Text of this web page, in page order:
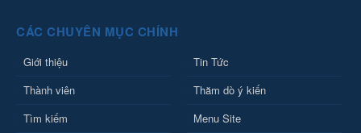
CÁC CHUYÊN MỤC CHÍNH
Giới thiệu
Tin Tức
Thành viên
Thăm dò ý kiến
Tìm kiếm
Menu Site